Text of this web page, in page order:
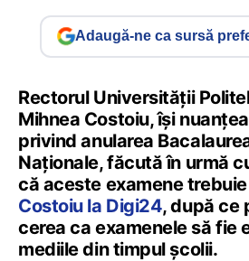
Adaugă-ne ca sursă
Rectorul Universităţii
Mihnea Costoiu, îşi
privind anularea
Naţionale, făcută în urmă
că aceste examene trebuie
Costoiu la Digi24, după ce
cerea ca examenele să fie
mediile din timpul şcolii.